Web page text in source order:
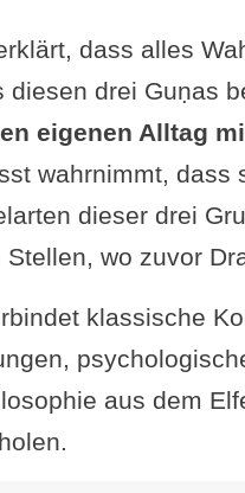
dass alles
diesen drei Guṇas
eigenen Alltag
wahrnimmt,
dieser drei
wo zuvor
klassische
aus dem